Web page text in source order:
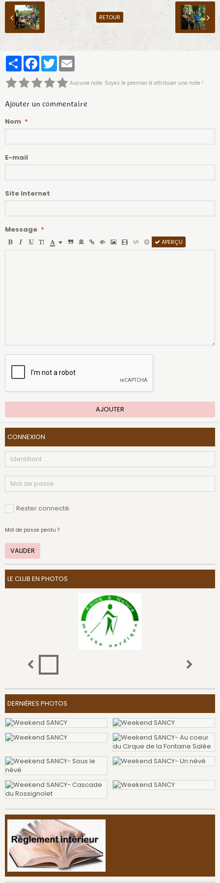
RETOUR
PartagerFacebook
Twitter
Aucune note. Soyez le premier à attribuer une note !
Ajouter un commentaire
Nom
E-mail
Site Internet
Message
APERÇU
AJOUTER
CONNEXION
Rester connecté
Mot de passe perdu ?
VALIDER
LE CLUB EN PHOTOS
DERNIÈRES PHOTOS